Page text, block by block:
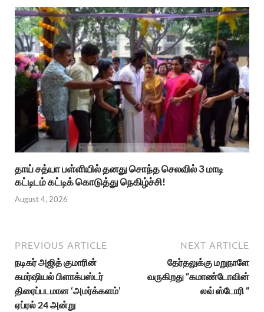
தாய் சத்யா பள்ளியில் தனது சொந்த செலவில் 3 மாடி
கட்டிடம் கட்டிக் கொடுத்து நெகிழ்ச்சி!
August 4, 2026
PREVIOUS ARTICLE
நடிகர் அஜித் குமாரின்
கமர்ஷியல் பிளாக்பஸ்டர்
திரைப்படமான ‘அமர்க்களம்’
ஏப்ரல் 24 அன்று
NEXT ARTICLE
தேர்தலுக்கு மறுநாளே
வருகிறது “கமாண்டோவின்
லவ் ஸ்டோரி “